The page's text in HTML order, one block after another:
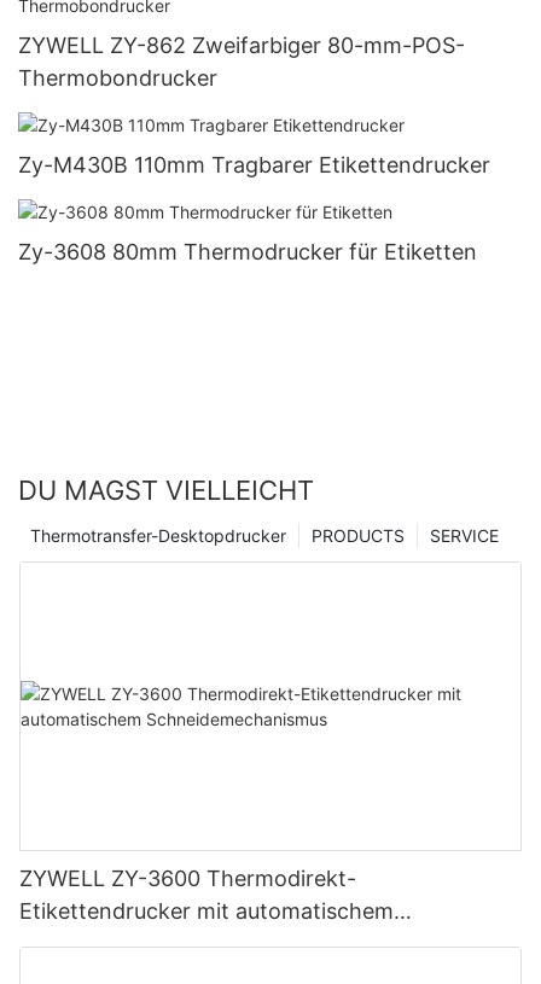
ZYWELL ZY-862 Zweifarbiger 80-mm-POS-
Thermobondrucker
Zy-M430B 110mm Tragbarer Etikettendrucker
Zy-3608 80mm Thermodrucker für Etiketten
DU MAGST VIELLEICHT
SERVICE
PRODUCTS
Thermotransfer-Desktopdrucker
ZYWELL ZY-3600 Thermodirekt-
Etikettendrucker mit automatischem
Schneidemechanismus